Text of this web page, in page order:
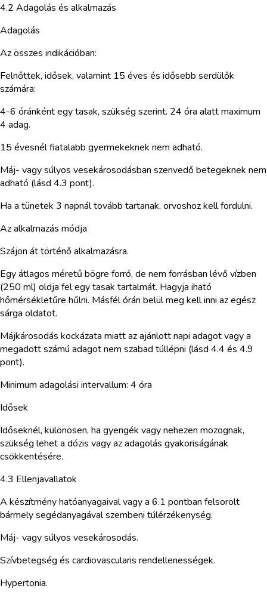
4.2 Adagolás és alkalmazás
Adagolás
Az összes indikációban:
Felnőttek, idősek, valamint 15 éves és idősebb serdülők
számára:
4-6 óránként egy tasak, szükség szerint. 24 óra alatt maximum
4 adag.
15 évesnél fiatalabb gyermekeknek nem adható.
Máj- vagy súlyos vesekárosodásban szenvedő betegeknek nem
adható (lásd 4.3 pont).
Ha a tünetek 3 napnál tovább tartanak, orvoshoz kell fordulni.
Az alkalmazás módja
Szájon át történő alkalmazásra.
Egy átlagos méretű bögre forró, de nem forrásban lévő vízben
(250 ml) oldja fel egy tasak tartalmát. Hagyja iható
hőmérsékletűre hűlni. Másfél órán belül meg kell inni az egész
sárga oldatot.
Májkárosodás kockázata miatt az ajánlott napi adagot vagy a
megadott számú adagot nem szabad túllépni (lásd 4.4 és 4.9
pont).
Minimum adagolási intervallum: 4 óra
Idősek
Időseknél, különösen, ha gyengék vagy nehezen mozognak,
szükség lehet a dózis vagy az adagolás gyakoriságának
csökkentésére.
4.3 Ellenjavallatok
A készítmény hatóanyagaival vagy a 6.1 pontban felsorolt
bármely segédanyagával szembeni túlérzékenység.
Máj- vagy súlyos vesekárosodás.
Szívbetegség és cardiovascularis rendellenességek.
Hypertonia.